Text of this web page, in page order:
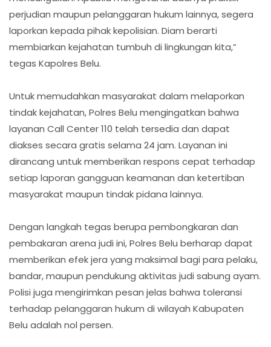
perjudian maupun pelanggaran hukum lainnya, segera
laporkan kepada pihak kepolisian. Diam berarti
membiarkan kejahatan tumbuh di lingkungan kita,”
tegas Kapolres Belu.
Untuk memudahkan masyarakat dalam melaporkan
tindak kejahatan, Polres Belu mengingatkan bahwa
layanan Call Center 110 telah tersedia dan dapat
diakses secara gratis selama 24 jam. Layanan ini
dirancang untuk memberikan respons cepat terhadap
setiap laporan gangguan keamanan dan ketertiban
masyarakat maupun tindak pidana lainnya.
Dengan langkah tegas berupa pembongkaran dan
pembakaran arena judi ini, Polres Belu berharap dapat
memberikan efek jera yang maksimal bagi para pelaku,
bandar, maupun pendukung aktivitas judi sabung ayam.
Polisi juga mengirimkan pesan jelas bahwa toleransi
terhadap pelanggaran hukum di wilayah Kabupaten
Belu adalah nol persen.